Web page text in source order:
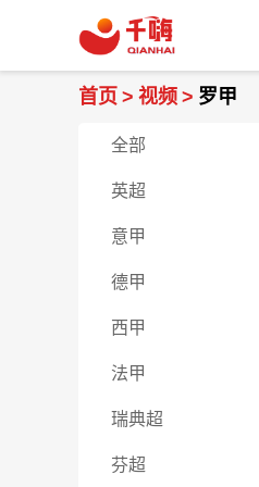
首页 > 视频 > 罗甲
全部
英超
意甲
德甲
西甲
法甲
瑞典超
芬超